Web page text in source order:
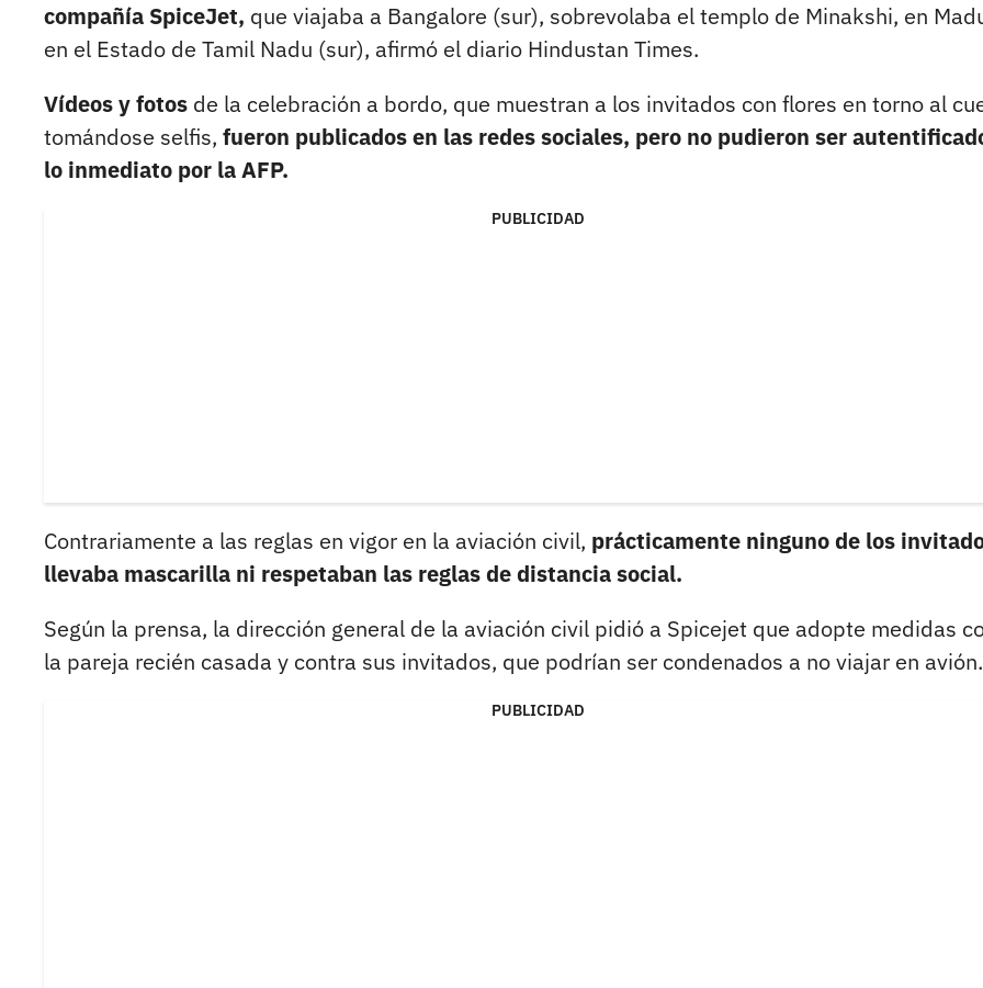
compañía SpiceJet, que viajaba a Bangalore (sur), sobrevolaba el templo de Minakshi, en
en el Estado de Tamil Nadu (sur), afirmó el diario Hindustan Times.
Vídeos y fotos de la celebración a bordo, que muestran a los invitados con flores en torno al
tomándose selfis, fueron publicados en las redes sociales, pero no pudieron ser
lo inmediato por la AFP.
PUBLICIDAD
Contrariamente a las reglas en vigor en la aviación civil, prácticamente ninguno de los
llevaba mascarilla ni respetaban las reglas de distancia social.
Según la prensa, la dirección general de la aviación civil pidió a Spicejet que adopte medidas
la pareja recién casada y contra sus invitados, que podrían ser condenados a no viajar en avión.
PUBLICIDAD